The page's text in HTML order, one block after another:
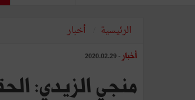
الرئيسية أخبار
أخبار - 2020.02.29
منجي الزيدي: